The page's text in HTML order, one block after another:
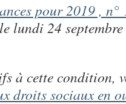
pour 2019 , n°
lundi 24
à cette condition,
droits sociaux en